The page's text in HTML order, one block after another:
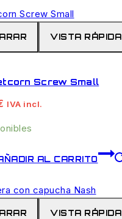
VISTA RÁPIDA
Screw Small
IVA incl.
AL CARRITO
VISTA RÁPIDA